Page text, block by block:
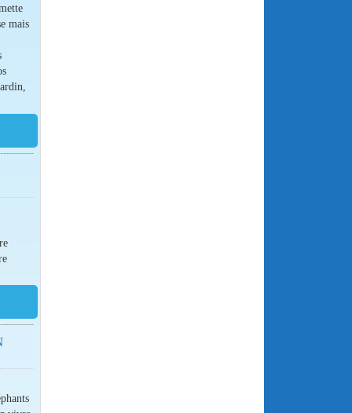
mais